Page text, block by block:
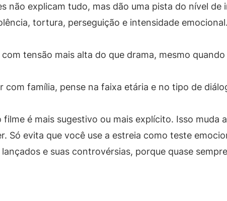
não explicam tudo, mas dão uma pista do nível de
tortura, perseguição e intensidade
tensão mais alta do que drama, mesmo
família, pense na faixa etária e no tipo de
é mais sugestivo ou mais explícito. Isso muda
Só evita que você use a estreia como teste
e suas controvérsias, porque quase